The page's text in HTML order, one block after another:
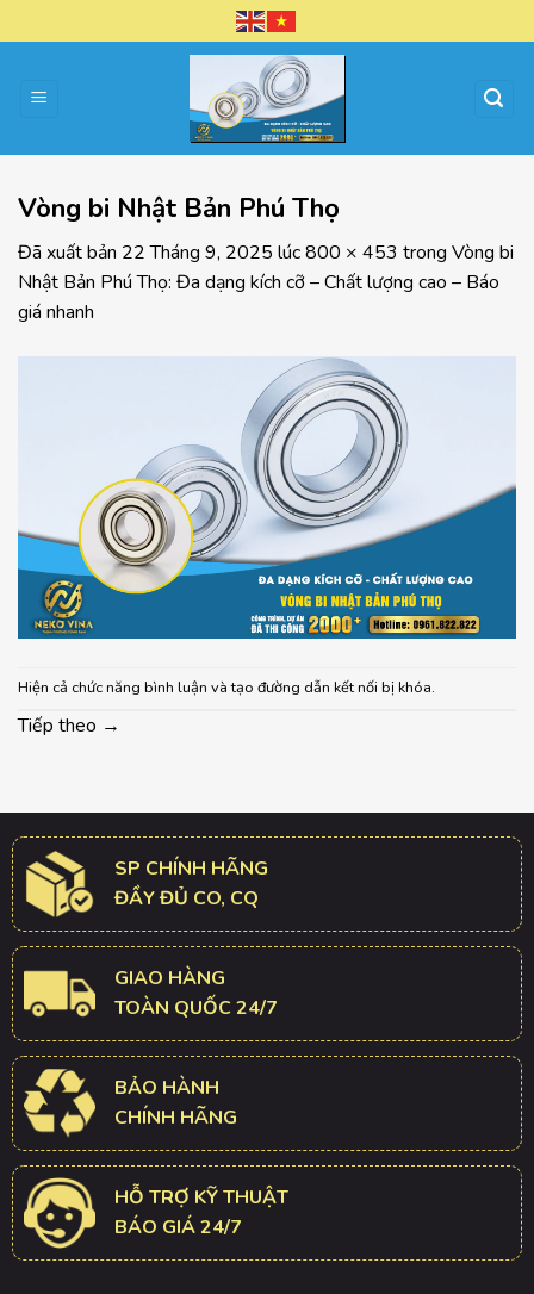
đến
dung
Vòng bi Nhật Bản Phú Thọ
Đã xuất bản 22 Tháng 9, 2025 lúc800 × 453 trong Vòng bi
Nhật Bản Phú Thọ: Đa dạng kích cỡ – Chất lượng cao – Báo
giá nhanh
Hiện cả chức năng bình luận và tạo đường dẫn kết nối bị khóa.
Tiếp theo →
SP CHÍNH HÃNG
ĐẦY ĐỦ CO, CQ
GIAO HÀNG
TOÀN QUỐC 24/7
BẢO HÀNH
CHÍNH HÃNG
HỖ TRỢ KỸ THUẬT
BÁO GIÁ 24/7